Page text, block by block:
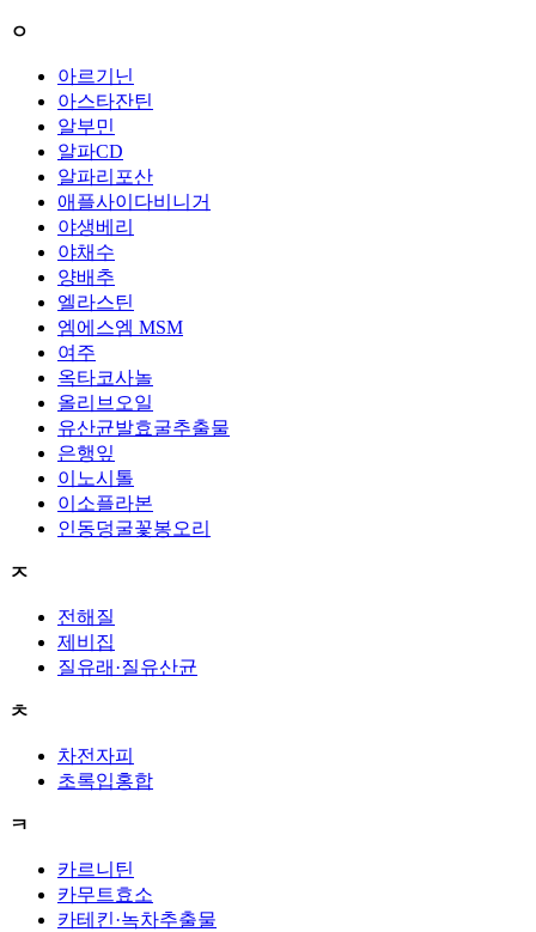
ㅇ
아르기닌
아스타잔틴
알부민
알파CD
알파리포산
애플사이다비니거
야생베리
야채수
양배추
엘라스틴
엠에스엠 MSM
여주
옥타코사놀
올리브오일
유산균발효굴추출물
은행잎
이노시톨
이소플라본
인동덩굴꽃봉오리
ㅈ
전해질
제비집
질유래·질유산균
ㅊ
차전자피
초록입홍합
ㅋ
카르니틴
카무트효소
카테킨·녹차추출물